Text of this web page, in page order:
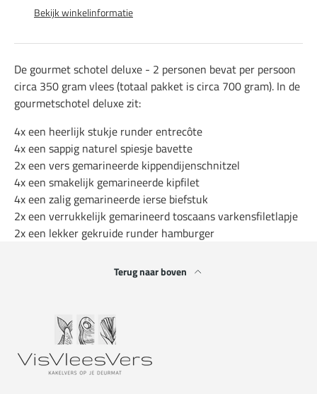
Bekijk winkelinformatie
De gourmet schotel deluxe - 2 personen bevat per persoon
circa 350 gram vlees (totaal pakket is circa 700 gram). In de
gourmetschotel deluxe zit:
4x een heerlijk stukje runder entrecôte
4x een sappig naturel spiesje bavette
2x een vers gemarineerde kippendijenschnitzel
4x een smakelijk gemarineerde kipfilet
4x een zalig gemarineerde ierse biefstuk
2x een verrukkelijk gemarineerd toscaans varkensfiletlapje
2x een lekker gekruide runder hamburger
Terug naar boven